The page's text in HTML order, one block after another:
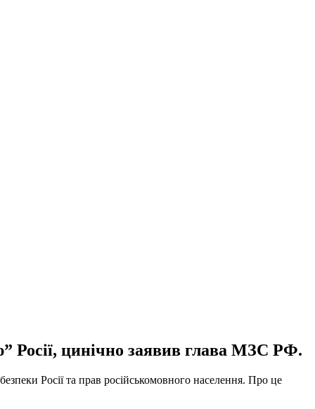
Росії, цинічно заявив глава МЗС РФ.
Росії та прав російськомовного населення. Про це